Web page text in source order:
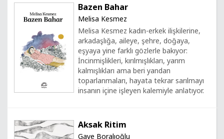
Bazen Bahar
Melisa Kesmez
Melisa Kesmez kadın-erkek ilişkilerine,
arkadaşlığa, aileye, şehre, doğaya,
eşyaya yine farklı gözlerle bakıyor:
İncinmişlikleri, kırılmışlıkları, yarım
kalmışlıkları ama beri yandan
toparlanmaları, hayata tekrar sarılmayı
insanın içine işleyen kalemiyle anlatıyor.
Aksak Ritim
Gaye Boralıoğlu